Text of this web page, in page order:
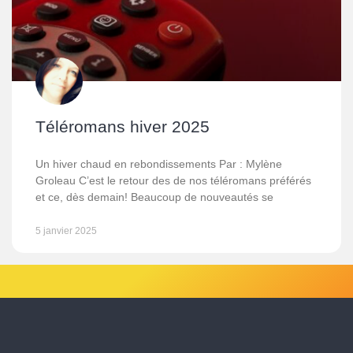
Téléromans hiver 2025
Un hiver chaud en rebondissements Par : Mylène
Groleau C’est le retour des de nos téléromans préférés
et ce, dès demain! Beaucoup de nouveautés se
5 janvier 2025